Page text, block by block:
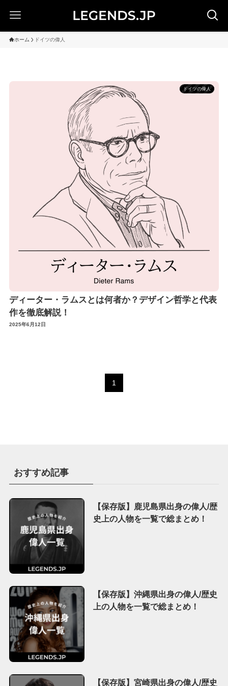
ホーム ドイツの偉人
ドイツの偉人
ディーター・ラムスとは何者か？デザイン哲学と代表
作を徹底解説！
2025年6月12日
1
おすすめ記事
【保存版】鹿児島県出身の偉人/歴
史上の人物を一覧で総まとめ！
【保存版】沖縄県出身の偉人/歴史
上の人物を一覧で総まとめ！
【保存版】宮崎県出身の偉人/歴史